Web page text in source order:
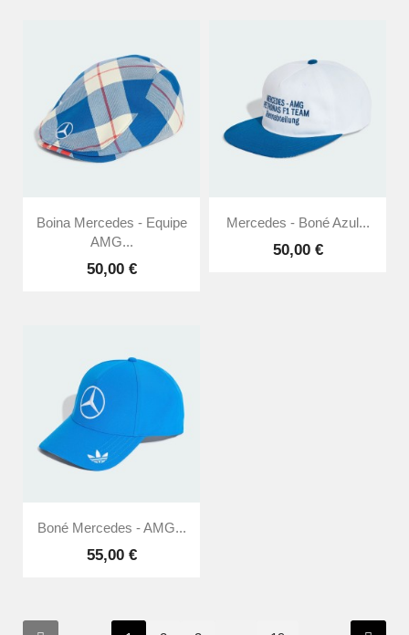
Boina Mercedes - Equipe
AMG...
50,00 €
Mercedes - Boné Azul...
50,00 €
Boné Mercedes - AMG...
55,00 €